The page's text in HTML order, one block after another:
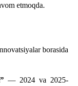
etmoqda.
borasida
— 2024 va 2025-